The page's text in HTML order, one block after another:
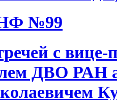
№99
с
ДВО РАН